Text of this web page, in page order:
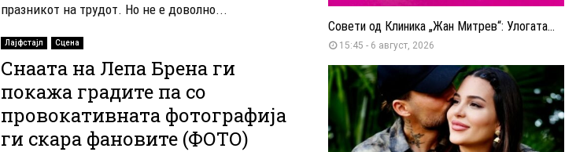
празникот на трудот. Но не е доволно...
Лајфстајл Сцена
Снаата на Лепа Брена ги
покажа градите па со
провокативната фотографија
ги скара фановите (ФОТО)
Совети од Клиника „Жан Митрев“: Улогата...
15:45 - 6 август, 2026